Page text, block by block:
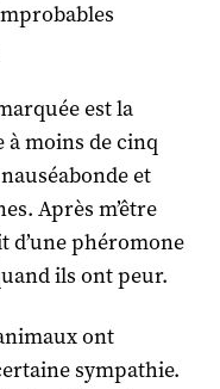
est la
moins de cinq
et
Après m’être
d’une phéromone
ils ont peur.
ont
sympathie.